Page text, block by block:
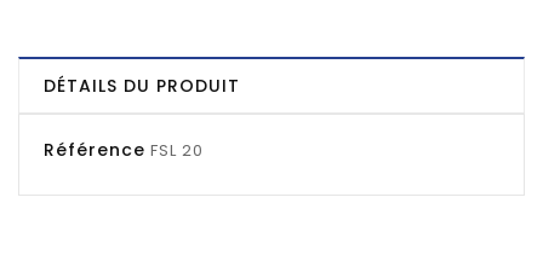
DÉTAILS DU PRODUIT
Référence FSL 20